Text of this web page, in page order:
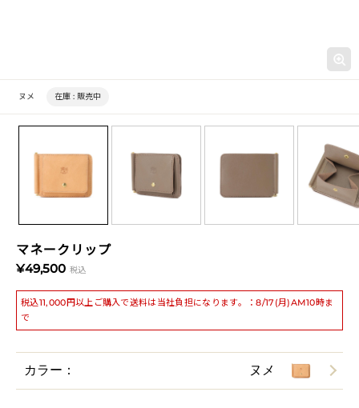
マネークリップ
¥49,500 税込
税込11,000円以上ご購入で送料は当社負担になります。：8/17(月)AM10時ま
で
ヌメ 在庫 : 販売中
カラー： ヌメ